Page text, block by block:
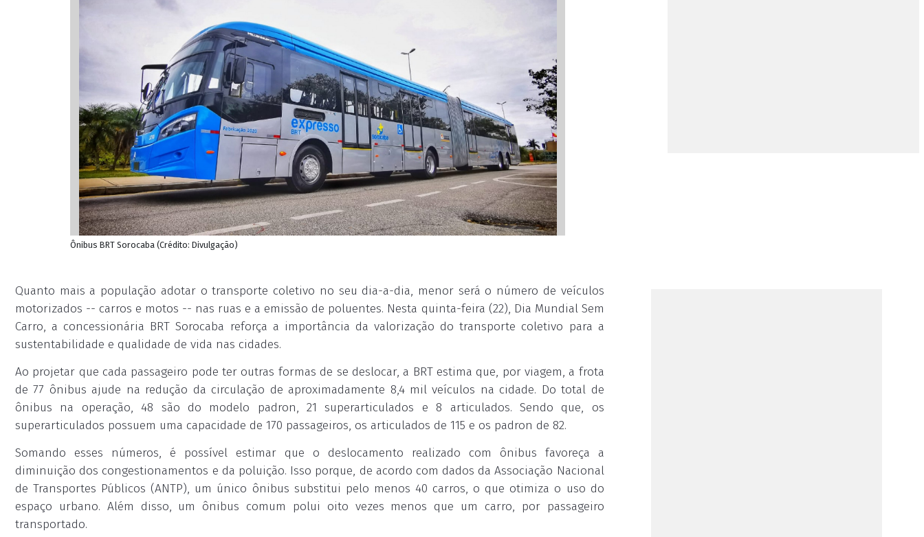
Ônibus BRT Sorocaba (Crédito: Divulgação)
Quanto mais a população adotar o transporte coletivo no seu dia-a-dia, menor será o número de veículos
motorizados -- carros e motos -- nas ruas e a emissão de poluentes. Nesta quinta-feira (22), Dia Mundial Sem
Carro, a concessionária BRT Sorocaba reforça a importância da valorização do transporte coletivo para a
sustentabilidade e qualidade de vida nas cidades.
Ao projetar que cada passageiro pode ter outras formas de se deslocar, a BRT estima que, por viagem, a frota
de 77 ônibus ajude na redução da circulação de aproximadamente 8,4 mil veículos na cidade. Do total de
ônibus na operação, 48 são do modelo padron, 21 superarticulados e 8 articulados. Sendo que, os
superarticulados possuem uma capacidade de 170 passageiros, os articulados de 115 e os padron de 82.
Somando esses números, é possível estimar que o deslocamento realizado com ônibus favoreça a
diminuição dos congestionamentos e da poluição. Isso porque, de acordo com dados da Associação Nacional
de Transportes Públicos (ANTP), um único ônibus substitui pelo menos 40 carros, o que otimiza o uso do
espaço urbano. Além disso, um ônibus comum polui oito vezes menos que um carro, por passageiro
transportado.